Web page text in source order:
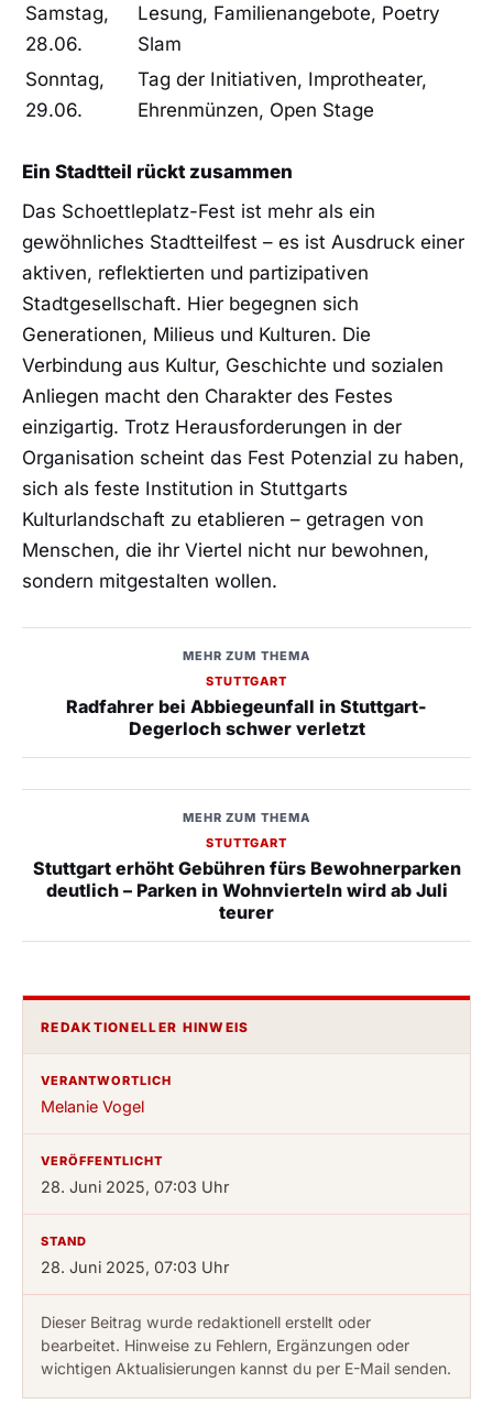
Samstag,
28.06.
Lesung, Familienangebote, Poetry
Slam
Sonntag,
29.06.
Tag der Initiativen, Improtheater,
Ehrenmünzen, Open Stage
Ein Stadtteil rückt zusammen
Das Schoettleplatz-Fest ist mehr als ein
gewöhnliches Stadtteilfest – es ist Ausdruck einer
aktiven, reflektierten und partizipativen
Stadtgesellschaft. Hier begegnen sich
Generationen, Milieus und Kulturen. Die
Verbindung aus Kultur, Geschichte und sozialen
Anliegen macht den Charakter des Festes
einzigartig. Trotz Herausforderungen in der
Organisation scheint das Fest Potenzial zu haben,
sich als feste Institution in Stuttgarts
Kulturlandschaft zu etablieren – getragen von
Menschen, die ihr Viertel nicht nur bewohnen,
sondern mitgestalten wollen.
MEHR ZUM THEMA
STUTTGART
Radfahrer bei Abbiegeunfall in Stuttgart-
Degerloch schwer verletzt
MEHR ZUM THEMA
STUTTGART
Stuttgart erhöht Gebühren fürs Bewohnerparken
deutlich – Parken in Wohnvierteln wird ab Juli
teurer
REDAKTIONELLER HINWEIS
VERANTWORTLICH
Melanie Vogel
VERÖFFENTLICHT
28. Juni 2025, 07:03 Uhr
STAND
28. Juni 2025, 07:03 Uhr
Dieser Beitrag wurde redaktionell erstellt oder
bearbeitet. Hinweise zu Fehlern, Ergänzungen oder
wichtigen Aktualisierungen kannst du per E-Mail senden.